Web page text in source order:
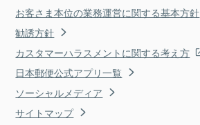
お客さま本位の業務運営に関する基本方針
勧誘方針
カスタマーハラスメントに関する考え方
日本郵便公式アプリ一覧
ソーシャルメディア
サイトマップ